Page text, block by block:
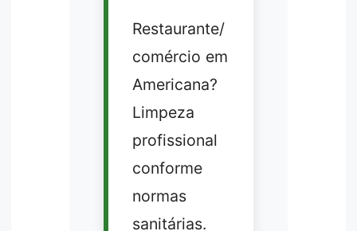
Restaurante/
comércio em
Americana?
Limpeza
profissional
conforme
normas
sanitárias.